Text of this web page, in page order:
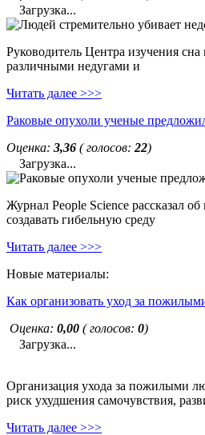
Загрузка...
Руководитель Центра изучения
различными недугами и
Читать далее >>>
Раковые опухоли ученые
Оценка: 3,36 ( голосов: 22)
Загрузка...
Журнал People Science рассказал
создавать гибельную среду
Читать далее >>>
Новые материалы:
Как организовать уход за
Оценка: 0,00 ( голосов: 0)
Загрузка...
Организация ухода за пожилыми
риск ухудшения самочувствия,
Читать далее >>>